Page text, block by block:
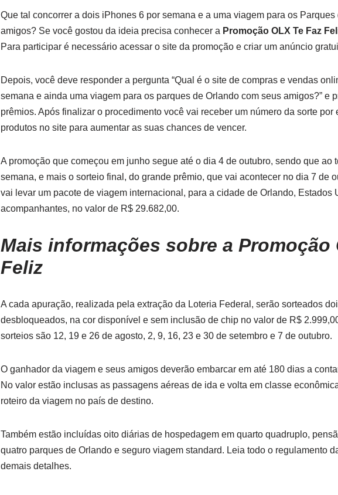
Que tal concorrer a dois iPhones 6 por semana e a uma viagem para os
amigos? Se você gostou da ideia precisa conhecer a Promoção OLX Te Faz
Para participar é necessário acessar o site da promoção e criar um anúncio
Depois, você deve responder a pergunta “Qual é o site de compras e vendas
semana e ainda uma viagem para os parques de Orlando com seus amigos?” e
prêmios. Após finalizar o procedimento você vai receber um número da sorte
produtos no site para aumentar as suas chances de vencer.
A promoção que começou em junho segue até o dia 4 de outubro, sendo que ao
semana, e mais o sorteio final, do grande prêmio, que vai acontecer no dia 7 de
vai levar um pacote de viagem internacional, para a cidade de Orlando, Estados
acompanhantes, no valor de R$ 29.682,00.
Mais informações sobre a Promoção
Feliz
A cada apuração, realizada pela extração da Loteria Federal, serão sorteados
desbloqueados, na cor disponível e sem inclusão de chip no valor de R$
sorteios são 12, 19 e 26 de agosto, 2, 9, 16, 23 e 30 de setembro e 7 de outubro.
O ganhador da viagem e seus amigos deverão embarcar em até 180 dias a
No valor estão inclusas as passagens aéreas de ida e volta em classe
roteiro da viagem no país de destino.
Também estão incluídas oito diárias de hospedagem em quarto quadruplo,
quatro parques de Orlando e seguro viagem standard. Leia todo o regulamento
demais detalhes.